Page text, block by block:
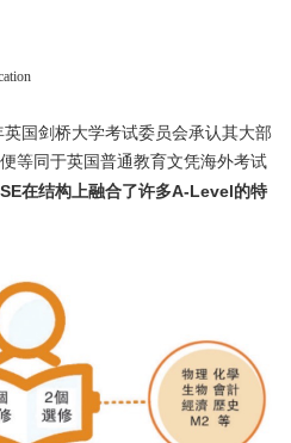
国剑桥大学考试委员会承认其大部
等同于英国普通教育文凭海外考试
在结构上融合了许多A-Level的特